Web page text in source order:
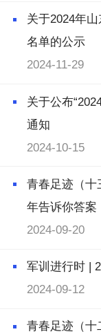
关于2024年
名单的公示
2024-11-29
关于公布
通知
2024-10-15
青春足迹（十
年告诉你答案
2024-09-20
军训进行时 |
2024-09-12
青春足迹（十